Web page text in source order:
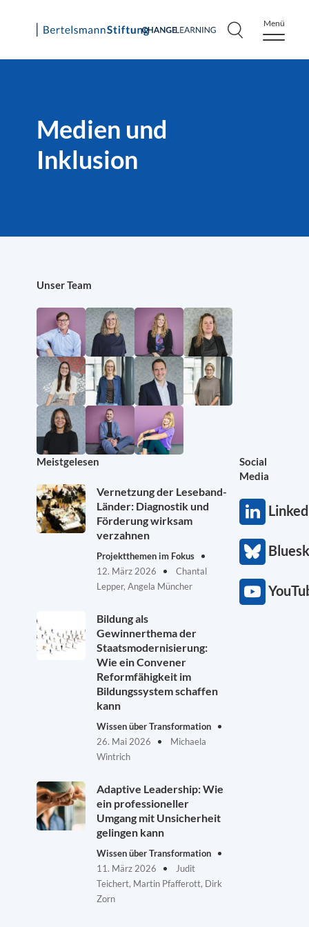
Skip
Menü
Medien und
Inklusion
Unser Team
Meistgelesen
Vernetzung der Leseband-
Länder: Diagnostik und
Förderung wirksam
verzahnen
Projektthemen im Fokus
12. März 2026
Chantal
Lepper, Angela Müncher
Bildung als
Gewinnerthema der
Staatsmodernisierung:
Wie ein Convener
Reformfähigkeit im
Bildungssystem schaffen
kann
Wissen über Transformation
26. Mai 2026
Michaela
Wintrich
Adaptive Leadership: Wie
ein professioneller
Umgang mit Unsicherheit
gelingen kann
Wissen über Transformation
11. März 2026
Judit
Teichert, Martin Pfafferott, Dirk
Zorn
Social
Media